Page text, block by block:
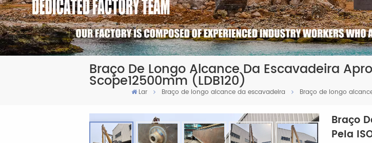
Braço De Longo Alcance Da Escavadeira
Scope12500mm (LDB120)
Lar Braço de longo alcance da escavadeira Braço de longo
Braço
Pela